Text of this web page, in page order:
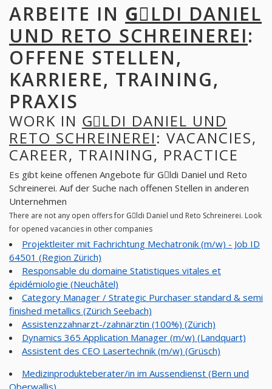
ARBEITE IN GِLDI DANIEL
UND RETO SCHREINEREI:
OFFENE STELLEN,
KARRIERE, TRAINING,
PRAXIS
WORK IN GِLDI DANIEL UND
RETO SCHREINEREI: VACANCIES,
CAREER, TRAINING, PRACTICE
Es gibt keine offenen Angebote für Gِldi Daniel und Reto
Schreinerei. Auf der Suche nach offenen Stellen in anderen
Unternehmen
There are not any open offers for Gِldi Daniel und Reto Schreinerei. Look
for opened vacancies in other companies
Projektleiter mit Fachrichtung Mechatronik (m/w) - Job ID
64501 (Region Zürich)
Responsable du domaine Statistiques vitales et
épidémiologie (Neuchâtel)
Category Manager / Strategic Purchaser standard & semi
finished metallics (Zürich Seebach)
Assistenzzahnarzt-/zahnärztin (100%) (Zürich)
Dynamics 365 Application Manager (m/w) (Landquart)
Assistent des CEO Lasertechnik (m/w) (Grüsch)
Medizinprodukteberater/in im Aussendienst (Bern und
Oberwallis)